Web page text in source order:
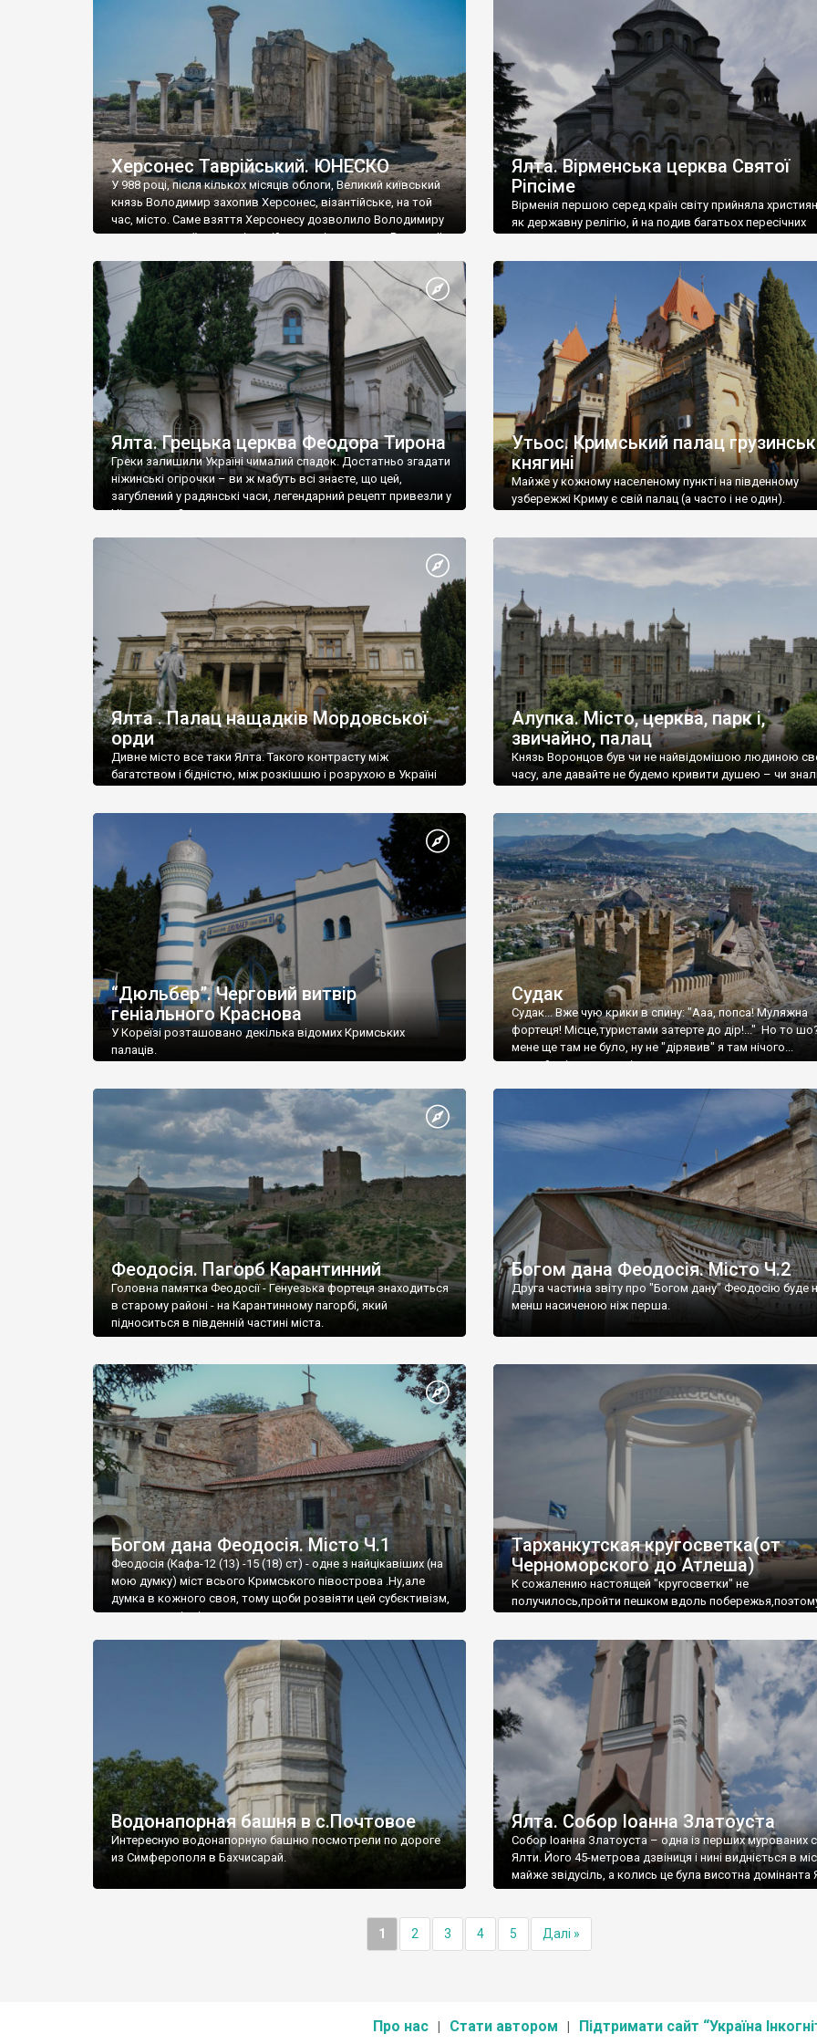
візантійської доби. Раритети викрадені з фондів об’єкту
культурної спадщини ЮНЕСКО «Херсонеса Таврійського».
Офіційно – на виставку «Золото Візантії», але експерти та
влада в Україні вважають це лише […]
називаються «повстяками» (postaki)…” “Вино. Крим
виробляє відмінне вино і його вдосталь: воно все
легке біле і дуже […]
Херсонес Таврійський. ЮНЕСКО
У 988 році, після кількох місяців облоги, Великий київський
князь Володимир захопив Херсонес, візантійське, на той
час, місто. Саме взяття Херсонесу дозволило Володимиру
диктувати свої умови візантійському імператору Василю ІІ,
Херсонесі Володимир-язичник, став Василем-
християнином. А потім було Хрещення Русі. На честь
Херсонесу Таврійського названо місто […]
Ялта. Вірменська церква Святої
Ріпсіме
Вірменія першою серед країн світу прийняла
як державну релігію, й на подив багатьох пересічних
Ялта. Грецька церква Феодора Тирона
Греки залишили Україні чималий спадок. Достатньо згадати
ніжинські огірочки – ви ж мабуть всі знаєте, що цей,
загублений у радянські часи, легендарний рецепт привезли у
Ніжин греки?
Утьос. Кримський палац
княгині
Майже у кожному населеному пункті на південному
узбережжі Криму є свій палац (а часто і не один).
Ялта . Палац нащадків Мордовської
орди
Дивне місто все таки Ялта. Такого контрасту між
багатством і бідністю, між розкішшю і розрухою в Україні
Алупка. Місто, церква, парк і,
звичайно, палац
Князь Воронцов був чи не найвідомішою людиною
часу, але давайте не будемо кривити душею – чи
“Дюльбер”. Черговий витвір
геніального Краснова
У Кореїзі розташовано декілька відомих Кримських
палаців.
Судак
Судак... Вже чую крики в спину: "Ааа, попса! Муляжна
фортеця! Місце,туристами затерте до дір!..." Но то
мене ще там не було, ну не "дірявив" я там нічого...
принаймні до цього літа.
Феодосія. Пагорб Карантинний
Головна памятка Феодосії - Генуезька фортеця знаходиться
в старому районі - на Карантинному пагорбі, який
підноситься в південній частині міста.
Богом дана Феодосія. Місто Ч.2
Друга частина звіту про "Богом дану" Феодосію буде
менш насиченою ніж перша.
Богом дана Феодосія. Місто Ч.1
Феодосія (Кафа-12 (13) -15 (18) ст) - одне з найцікавіших (на
мою думку) міст всього Кримського півострова .Ну,але
думка в кожного своя, тому щоби розвіяти цей субєктивізм,
запрошую відвідати це
Тарханкутская кругосветка(от
Черноморского до Атлеша)
К сожалению настоящей "кругосветки" не
получилось,пройти пешком вдоль
Водонапорная башня в с.Почтовое
Интересную водонапорную башню посмотрели по дороге
из Симферополя в Бахчисарай.
Ялта. Собор Іоанна Златоуста
Собор Іоанна Златоуста – одна із перших мурованих
Ялти. Його 45-метрова дзвіниця і нині видніється в
майже звідусіль, а колись це була висотна домінанта
1 2 3 4 5 Далі »
Про нас Стати автором Підтримати сайт “Україна